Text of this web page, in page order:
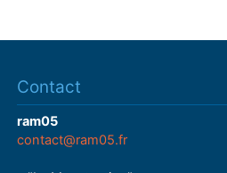
Contact
ram05
contact@ram05.fr